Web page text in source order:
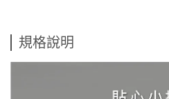
規格說明